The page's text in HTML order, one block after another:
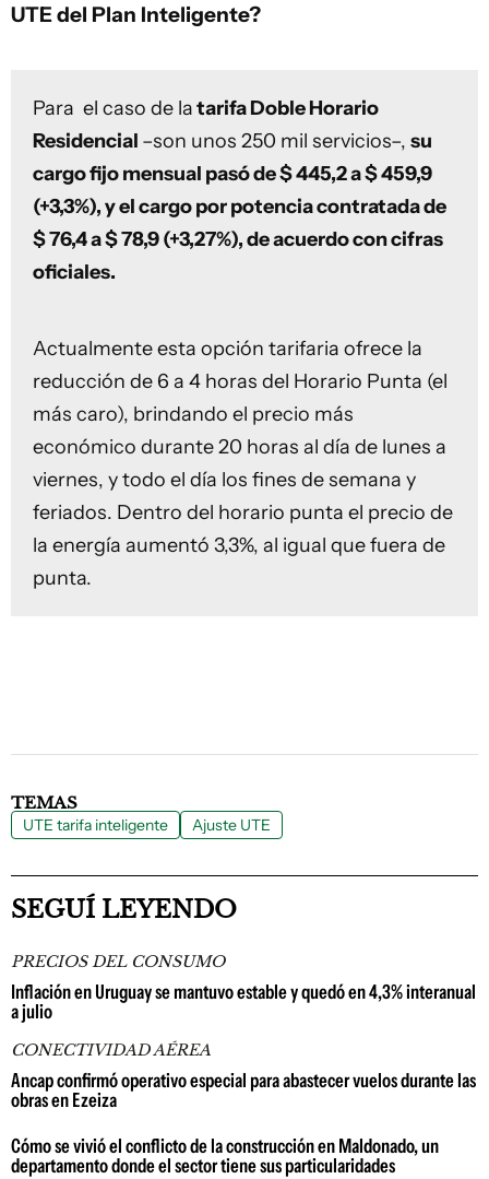
UTE del Plan Inteligente?
Para el caso de latarifa Doble Horario
Residencial –son unos 250 mil servicios–, su
cargo fijo mensual pasó de $ 445,2 a $ 459,9
(+3,3%), y el cargo por potencia contratada de
$ 76,4 a $ 78,9 (+3,27%), de acuerdo con cifras
oficiales.
Actualmente esta opción tarifaria ofrece la
reducción de 6 a 4 horas del Horario Punta (el
más caro), brindando el precio más
económico durante 20 horas al día de lunes a
viernes, y todo el día los fines de semana y
feriados. Dentro del horario punta el precio de
la energía aumentó 3,3%, al igual que fuera de
punta.
TEMAS
UTE tarifa inteligente Ajuste UTE
SEGUÍ LEYENDO
PRECIOS DEL CONSUMO
Inflación en Uruguay se mantuvo estable y quedó en 4,3% interanual
a julio
CONECTIVIDAD AÉREA
Ancap confirmó operativo especial para abastecer vuelos durante las
obras en Ezeiza
Cómo se vivió el conflicto de la construcción en Maldonado, un
departamento donde el sector tiene sus particularidades